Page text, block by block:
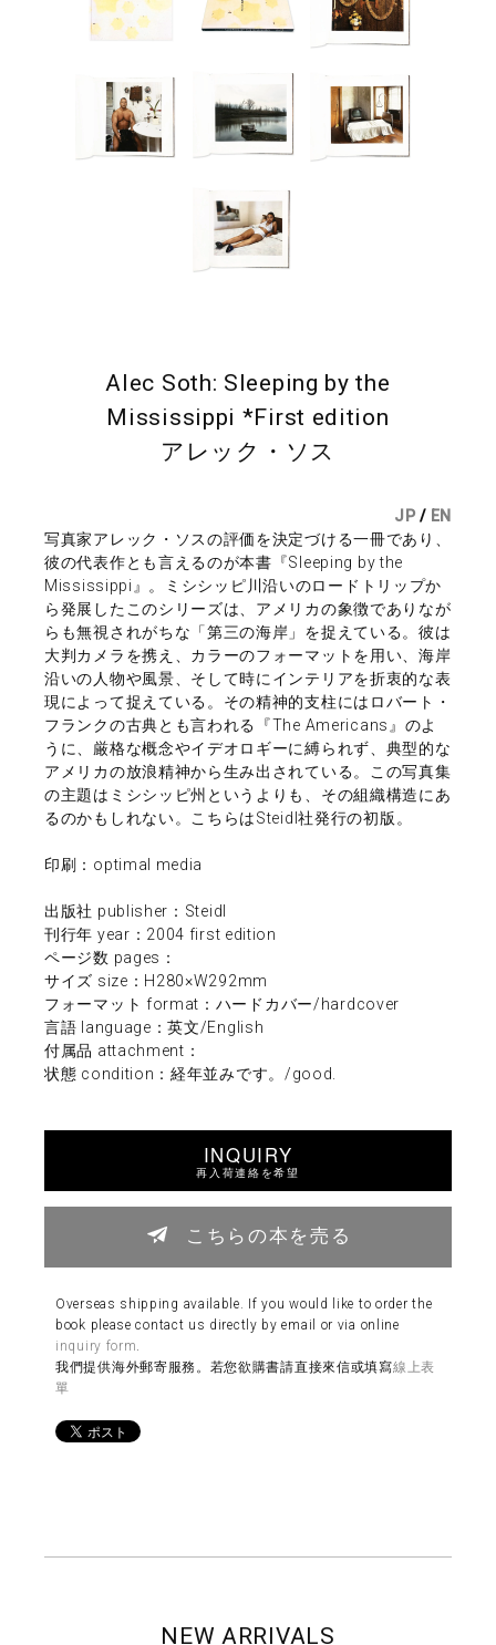
Alec Soth: Sleeping by the
Mississippi *First edition
アレック・ソス
JP / EN
写真家アレック・ソスの評価を決定づける一冊であり、
彼の代表作とも言えるのが本書『Sleeping by the
Mississippi』。ミシシッピ川沿いのロードトリップか
ら発展したこのシリーズは、アメリカの象徴でありなが
らも無視されがちな「第三の海岸」を捉えている。彼は
大判カメラを携え、カラーのフォーマットを用い、海岸
沿いの人物や風景、そして時にインテリアを折衷的な表
現によって捉えている。その精神的支柱にはロバート・
フランクの古典とも言われる『The Americans』のよ
うに、厳格な概念やイデオロギーに縛られず、典型的な
アメリカの放浪精神から生み出されている。この写真集
の主題はミシシッピ州というよりも、その組織構造にあ
るのかもしれない。こちらはSteidl社発行の初版。
印刷：optimal media
出版社 publisher：Steidl
刊行年 year：2004 first edition
ページ数 pages：
サイズ size：H280×W292mm
フォーマット format：ハードカバー/hardcover
言語 language：英文/English
付属品 attachment：
状態 condition：経年並みです。/good.
INQUIRY
再入荷連絡を希望
こちらの本を売る
Overseas shipping available. If you would like to order the
book please contact us directly by email or via online
inquiry form
我們提供海外郵寄服務。若您欲購書請直接來信或填寫線上表
單
NEW ARRIVALS